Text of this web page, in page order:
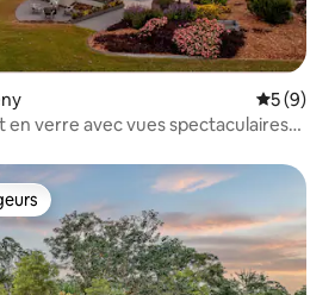
5 (9)
en verre avec vues spectaculaires